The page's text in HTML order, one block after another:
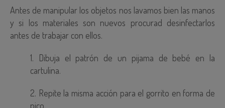
Antes de manipular los objetos nos lavamos bien las manos
y si los materiales son nuevos procurad desinfectarlos
antes de trabajar con ellos.
1. Dibuja el patrón de un pijama de bebé en la
cartulina.
2. Repite la misma acción para el gorrito en forma de
pico.